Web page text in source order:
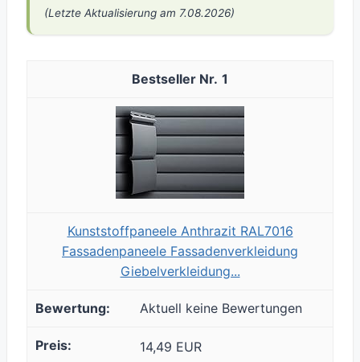
(Letzte Aktualisierung am 7.08.2026)
1
Kunststoffpaneele Anthrazit RAL7016
Fassadenpaneele Fassadenverkleidung
Giebelverkleidung...
Aktuell keine Bewertungen
14,49 EUR